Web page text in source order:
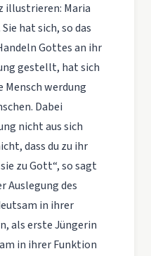
illustrieren: Maria
hat sich, so das
Gottes an ihr
gestellt, hat sich
Mensch werdung
Dabei
nicht aus sich
dass du zu ihr
zu Gott“, so sagt
Auslegung des
in ihrer
als erste Jüngerin
in ihrer Funktion